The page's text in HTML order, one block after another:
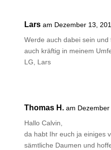
Lars am Dezember 13,
Werde auch dabei sein
auch kräftig in meinem
LG, Lars
Thomas H. am Dezember
Hallo Calvin,
da habt Ihr euch ja einiges
sämtliche Daumen und